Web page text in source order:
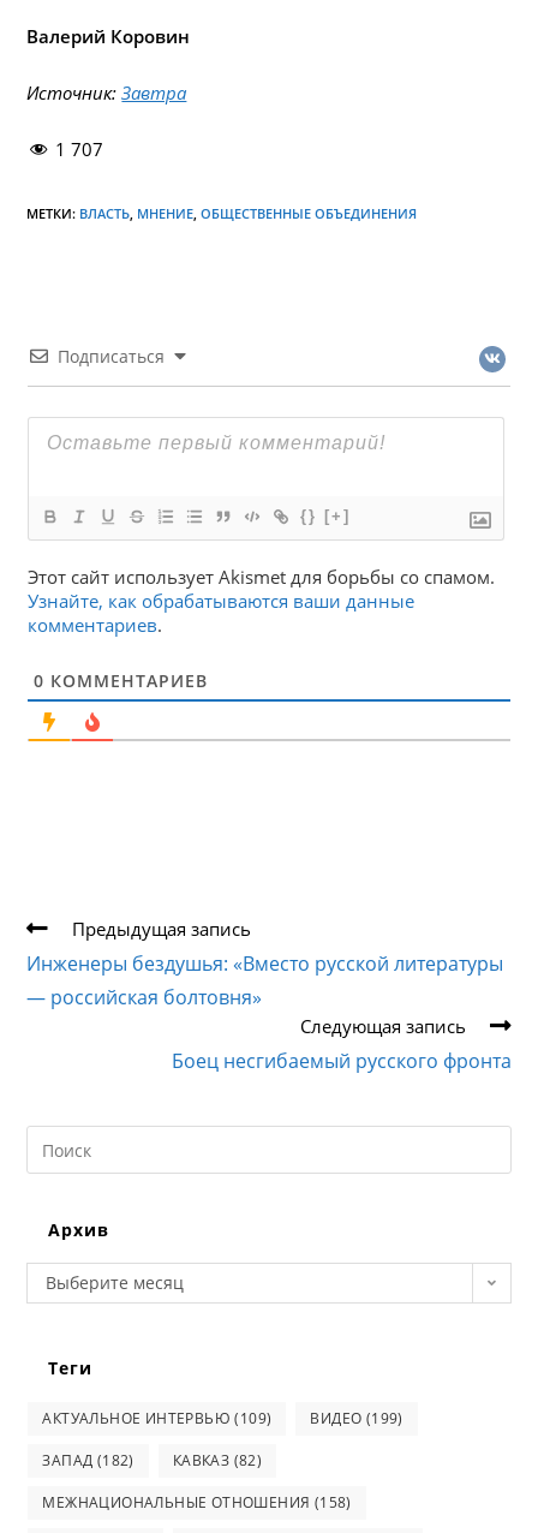
Валерий Коровин
Источник:Завтра
1 707
МЕТКИ: ВЛАСТЬ, МНЕНИЕ, ОБЩЕСТВЕННЫЕ ОБЪЕДИНЕНИЯ
Подписаться
{} [+]
Этот сайт использует Akismet для борьбы со спамом.
Узнайте, как обрабатываются ваши данные
комментариев.
0 КОММЕНТАРИЕВ
Еще
статьи
Предыдущая запись
Инженеры бездушья: «Вместо русской литературы
— российская болтовня»
Следующая запись
Боец несгибаемый русского фронта
Search
this
Архив
Архив
Выберите месяц
Теги
АКТУАЛЬНОЕ ИНТЕРВЬЮ (109) ВИДЕО (199)
ЗАПАД (182) КАВКАЗ (82)
МЕЖНАЦИОНАЛЬНЫЕ ОТНОШЕНИЯ (158)